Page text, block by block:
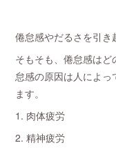
倦怠感やだるさを引き
そもそも、倦怠感は
怠感の原因は人によ
ます。
1. 肉体疲労
2. 精神疲労